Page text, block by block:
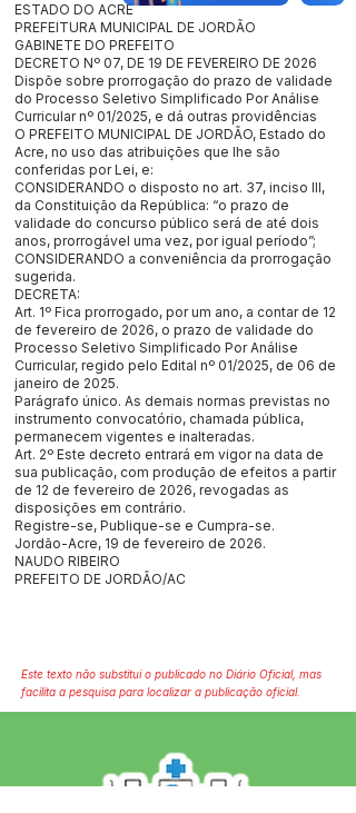
ESTADO DO ACRE
PREFEITURA MUNICIPAL DE JORDÃO
GABINETE DO PREFEITO
DECRETO Nº 07, DE 19 DE FEVEREIRO DE 2026
Dispõe sobre prorrogação do prazo de validade
do Processo Seletivo Simplificado Por Análise
Curricular nº 01/2025, e dá outras providências
O PREFEITO MUNICIPAL DE JORDÃO, Estado do
Acre, no uso das atribuições que lhe são
conferidas por Lei, e:
CONSIDERANDO o disposto no art. 37, inciso III,
da Constituição da República: “o prazo de
validade do concurso público será de até dois
anos, prorrogável uma vez, por igual período”;
CONSIDERANDO a conveniência da prorrogação
sugerida.
DECRETA:
Art. 1º Fica prorrogado, por um ano, a contar de 12
de fevereiro de 2026, o prazo de validade do
Processo Seletivo Simplificado Por Análise
Curricular, regido pelo Edital nº 01/2025, de 06 de
janeiro de 2025.
Parágrafo único. As demais normas previstas no
instrumento convocatório, chamada pública,
permanecem vigentes e inalteradas.
Art. 2º Este decreto entrará em vigor na data de
sua publicação, com produção de efeitos a partir
de 12 de fevereiro de 2026, revogadas as
disposições em contrário.
Registre-se, Publique-se e Cumpra-se.
Jordão-Acre, 19 de fevereiro de 2026.
NAUDO RIBEIRO
PREFEITO DE JORDÃO/AC
Este texto não substitui o publicado no Diário Oficial, mas
facilita a pesquisa para localizar a publicação oficial.